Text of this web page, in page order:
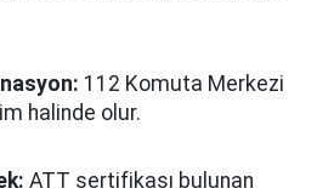
112 Komuta Merkezi
halinde olur.
ATT sertifikası bulunan